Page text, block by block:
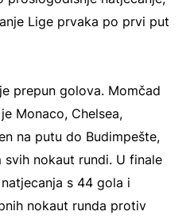
Lige prvaka po prvi put
prepun golova. Momčad
Monaco, Chelsea,
na putu do Budimpešte,
nokaut rundi. U finale
s 44 gola i
nokaut runda protiv